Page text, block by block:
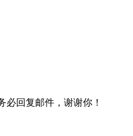
必回复邮件，谢谢你！